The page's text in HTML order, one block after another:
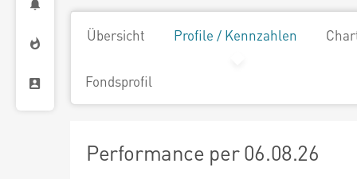
Übersicht Profile / Kennzahlen
Fondsprofil
Performance per 06.08.26